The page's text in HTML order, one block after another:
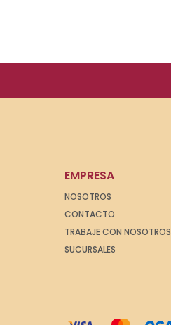
EMPRESA
NOSOTROS
CONTACTO
TRABAJE CON NOSOTROS
SUCURSALES